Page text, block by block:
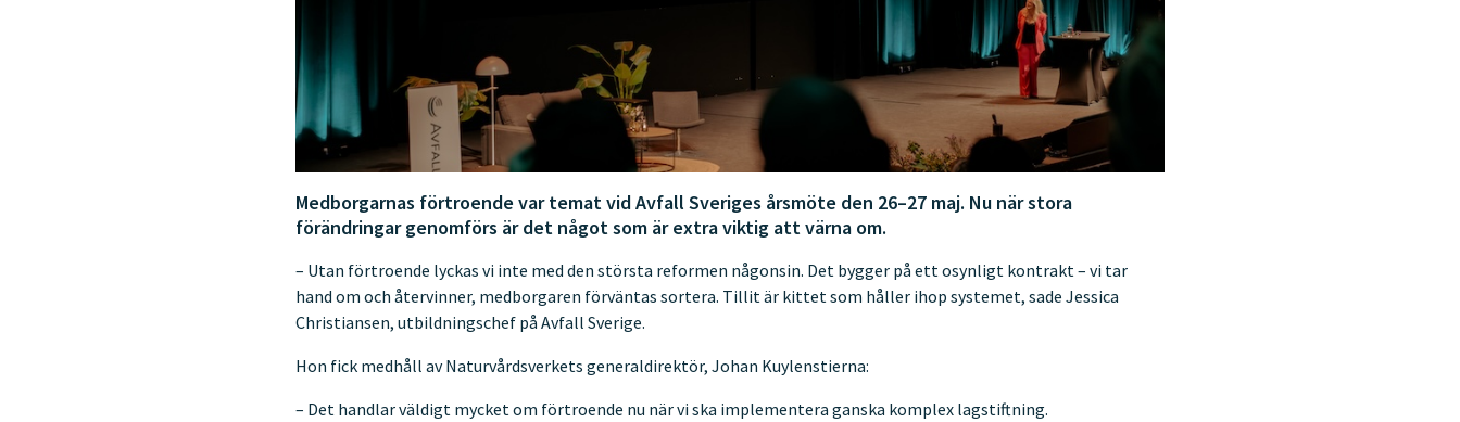
Medborgarnas förtroende var temat vid Avfall Sveriges årsmöte den 26–27 maj. Nu när stora
förändringar genomförs är det något som är extra viktig att värna om.
– Utan förtroende lyckas vi inte med den största reformen någonsin. Det bygger på ett osynligt kontrakt – vi tar
hand om och återvinner, medborgaren förväntas sortera. Tillit är kittet som håller ihop systemet, sade Jessica
Christiansen, utbildningschef på Avfall Sverige.
Hon fick medhåll av Naturvårdsverkets generaldirektör, Johan Kuylenstierna:
– Det handlar väldigt mycket om förtroende nu när vi ska implementera ganska komplex lagstiftning.